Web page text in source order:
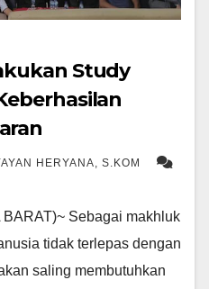
Study
HERYANA, S.KOM
BARAT)~ Sebagai makhluk
tidak terlepas dengan
saling membutuhkan